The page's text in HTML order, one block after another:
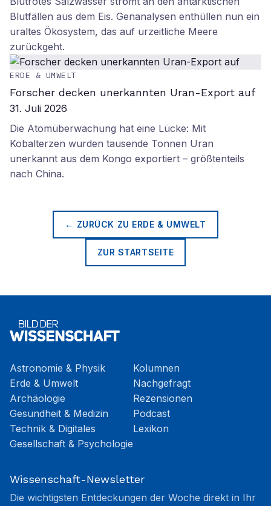
Blutfällen aus dem Eis. Genanalysen enthüllen nun ein
uraltes Ökosystem, das auf urzeitliche Meere
zurückgeht.
ERDE & UMWELT
Forscher decken unerkannten Uran-Export auf
31. Juli 2026
Die Atomüberwachung hat eine Lücke: Mit
Kobalterzen wurden tausende Tonnen Uran
unerkannt aus dem Kongo exportiert – größtenteils
nach China.
← ZURÜCK ZU ERDE & UMWELT
ZUR STARTSEITE
Astronomie & Physik
Erde & Umwelt
Archäologie
Gesundheit & Medizin
Technik & Digitales
Gesellschaft & Psychologie
Kolumnen
Nachgefragt
Rezensionen
Podcast
Lexikon
Wissenschaft-Newsletter
Die wichtigsten Entdeckungen der Woche direkt in Ihr